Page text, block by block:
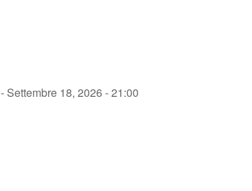
- Settembre 18, 2026 - 21:00